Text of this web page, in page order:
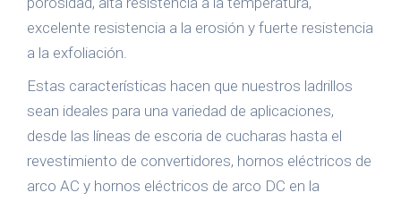
excelente resistencia a la erosión y fuerte resistencia
a la exfoliación.
Estas características hacen que nuestros ladrillos
sean ideales para una variedad de aplicaciones,
desde las líneas de escoria de cucharas hasta el
revestimiento de convertidores, hornos eléctricos de
arco AC y hornos eléctricos de arco DC en la